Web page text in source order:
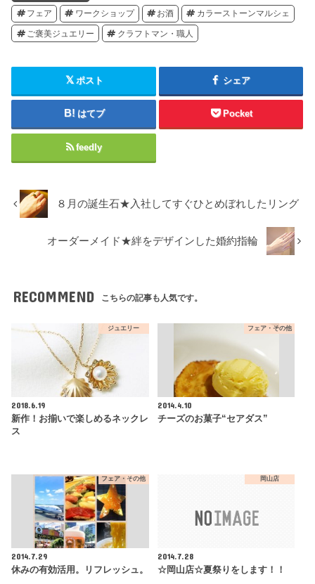
フェア ワークショップ お酒 カラーストーンマルシェ
ご褒美ジュエリー クラフトマン・職人
ポスト シェア
はてブ Pocket
feedly
８月の誕生石★入社してすぐひとめぼれしたリング
オーダーメイド★絆をデザインした婚約指輪
RECOMMEND こちらの記事も人気です。
ジュエリー
2018.6.19
新作！お揃いで楽しめるネックレ
ス
フェア・その他
2014.4.10
チーズのお菓子“セアダス”
フェア・その他
2014.7.29
休みの有効活用。リフレッシュ。
岡山店
2014.7.28
☆岡山店☆夏祭りをします！！